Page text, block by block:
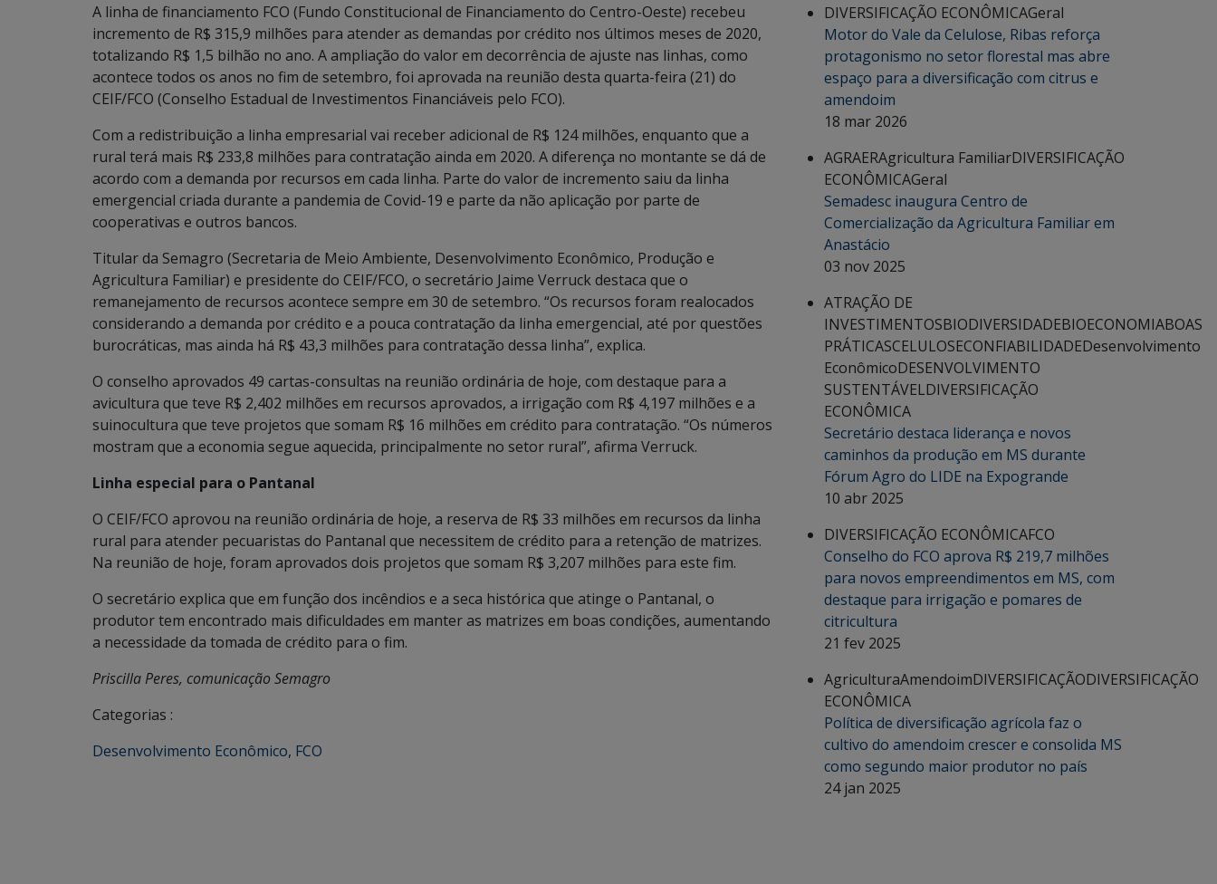
A linha de financiamento FCO (Fundo Constitucional de Financiamento do Centro-Oeste) recebeu
incremento de R$ 315,9 milhões para atender as demandas por crédito nos últimos meses de 2020,
totalizando R$ 1,5 bilhão no ano. A ampliação do valor em decorrência de ajuste nas linhas, como
acontece todos os anos no fim de setembro, foi aprovada na reunião desta quarta-feira (21) do
CEIF/FCO (Conselho Estadual de Investimentos Financiáveis pelo FCO).
Com a redistribuição a linha empresarial vai receber adicional de R$ 124 milhões, enquanto que a
rural terá mais R$ 233,8 milhões para contratação ainda em 2020. A diferença no montante se dá de
acordo com a demanda por recursos em cada linha. Parte do valor de incremento saiu da linha
emergencial criada durante a pandemia de Covid-19 e parte da não aplicação por parte de
cooperativas e outros bancos.
Titular da Semagro (Secretaria de Meio Ambiente, Desenvolvimento Econômico, Produção e
Agricultura Familiar) e presidente do CEIF/FCO, o secretário Jaime Verruck destaca que o
remanejamento de recursos acontece sempre em 30 de setembro. “Os recursos foram realocados
considerando a demanda por crédito e a pouca contratação da linha emergencial, até por questões
burocráticas, mas ainda há R$ 43,3 milhões para contratação dessa linha”, explica.
O conselho aprovados 49 cartas-consultas na reunião ordinária de hoje, com destaque para a
avicultura que teve R$ 2,402 milhões em recursos aprovados, a irrigação com R$ 4,197 milhões e a
suinocultura que teve projetos que somam R$ 16 milhões em crédito para contratação. “Os números
mostram que a economia segue aquecida, principalmente no setor rural”, afirma Verruck.
Linha especial para o Pantanal
O CEIF/FCO aprovou na reunião ordinária de hoje, a reserva de R$ 33 milhões em recursos da linha
rural para atender pecuaristas do Pantanal que necessitem de crédito para a retenção de matrizes.
Na reunião de hoje, foram aprovados dois projetos que somam R$ 3,207 milhões para este fim.
O secretário explica que em função dos incêndios e a seca histórica que atinge o Pantanal, o
produtor tem encontrado mais dificuldades em manter as matrizes em boas condições, aumentando
a necessidade da tomada de crédito para o fim.
Priscilla Peres, comunicação Semagro
Categorias :
Desenvolvimento Econômico, FCO
DIVERSIFICAÇÃO ECONÔMICAGeral
Motor do Vale da Celulose, Ribas reforça
protagonismo no setor florestal mas abre
espaço para a diversificação com citrus e
amendoim
18 mar 2026
AGRAERAgricultura FamiliarDIVERSIFICAÇÃO
ECONÔMICAGeral
Semadesc inaugura Centro de
Comercialização da Agricultura Familiar em
Anastácio
03 nov 2025
ATRAÇÃO DE
INVESTIMENTOSBIODIVERSIDADEBIOECONOMIABOAS
PRÁTICASCELULOSECONFIABILIDADEDesenvolvimento
EconômicoDESENVOLVIMENTO
SUSTENTÁVELDIVERSIFICAÇÃO
ECONÔMICA
Secretário destaca liderança e novos
caminhos da produção em MS durante
Fórum Agro do LIDE na Expogrande
10 abr 2025
DIVERSIFICAÇÃO ECONÔMICAFCO
Conselho do FCO aprova R$ 219,7 milhões
para novos empreendimentos em MS, com
destaque para irrigação e pomares de
citricultura
21 fev 2025
AgriculturaAmendoimDIVERSIFICAÇÃODIVERSIFICAÇÃO
ECONÔMICA
Política de diversificação agrícola faz o
cultivo do amendoim crescer e consolida MS
como segundo maior produtor no país
24 jan 2025